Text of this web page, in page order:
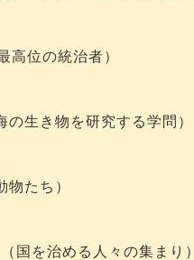
位の統治者）
生き物を研究する学問）
たち）
を治める人々の集まり）